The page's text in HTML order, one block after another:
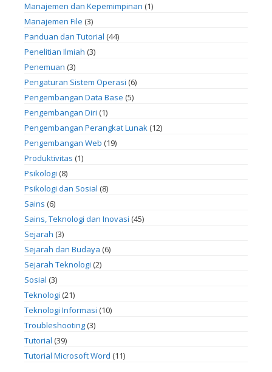
Manajemen dan Kepemimpinan (1)
Manajemen File (3)
Panduan dan Tutorial (44)
Penelitian Ilmiah (3)
Penemuan (3)
Pengaturan Sistem Operasi (6)
Pengembangan Data Base (5)
Pengembangan Diri (1)
Pengembangan Perangkat Lunak (12)
Pengembangan Web (19)
Produktivitas (1)
Psikologi (8)
Psikologi dan Sosial (8)
Sains (6)
Sains, Teknologi dan Inovasi (45)
Sejarah (3)
Sejarah dan Budaya (6)
Sejarah Teknologi (2)
Sosial (3)
Teknologi (21)
Teknologi Informasi (10)
Troubleshooting (3)
Tutorial (39)
Tutorial Microsoft Word (11)